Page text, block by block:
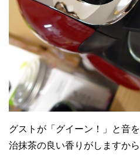
グストが「グイーン！」と音
治抹茶の良い香りがしますか